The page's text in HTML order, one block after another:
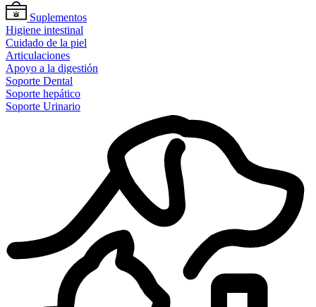
Suplementos
Higiene intestinal
Cuidado de la piel
Articulaciones
Apoyo a la digestión
Soporte Dental
Soporte hepático
Soporte Urinario